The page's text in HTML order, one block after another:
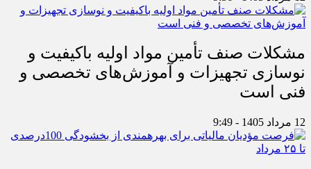
مشکلات صنف تأمین مواد اولیه باکیفیت و
نوسازی تجهیزات و آموزش‌های تخصصی و
فنی است
12 مرداد 1405 - 9:49